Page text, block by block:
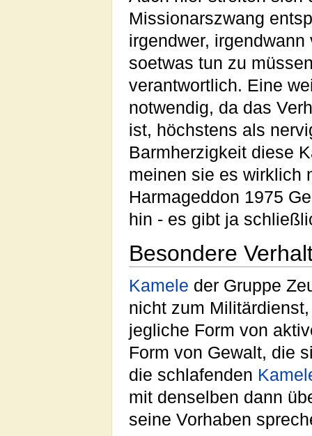
Missionarszwang
irgendwer,
soetwas tun zu
verantwortlich. Eine
notwendig, da das
ist, höchstens als
Barmherzigkeit diese
meinen sie es wirklich
Harmageddon 1975
hin - es gibt ja
Besondere
Kamele der Gruppe
nicht zum
jegliche Form von
Form von Gewalt, die
die schlafenden
mit denselben dann
seine Vorhaben